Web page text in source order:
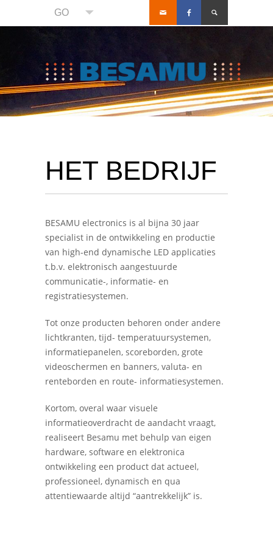
GO
HET BEDRIJF
BESAMU electronics is al bijna 30 jaar
specialist in de ontwikkeling en productie
van high-end dynamische LED applicaties
t.b.v. elektronisch aangestuurde
communicatie-, informatie- en
registratiesystemen.
Tot onze producten behoren onder andere
lichtkranten, tijd- temperatuursystemen,
informatiepanelen, scoreborden, grote
videoschermen en banners, valuta- en
renteborden en route- informatiesystemen.
Kortom, overal waar visuele
informatieoverdracht de aandacht vraagt,
realiseert Besamu met behulp van eigen
hardware, software en elektronica
ontwikkeling een product dat actueel,
professioneel, dynamisch en qua
attentiewaarde altijd “aantrekkelijk” is.